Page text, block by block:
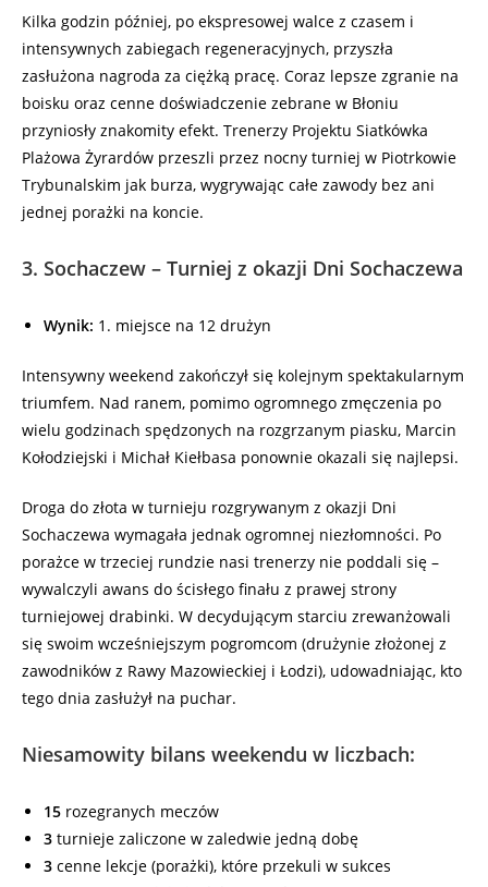
Kilka godzin później, po ekspresowej walce z czasem i
intensywnych zabiegach regeneracyjnych, przyszła
zasłużona nagroda za ciężką pracę. Coraz lepsze zgranie na
boisku oraz cenne doświadczenie zebrane w Błoniu
przyniosły znakomity efekt. Trenerzy Projektu Siatkówka
Plażowa Żyrardów przeszli przez nocny turniej w Piotrkowie
Trybunalskim jak burza, wygrywając całe zawody bez ani
jednej porażki na koncie.
3. Sochaczew – Turniej z okazji Dni Sochaczewa
Wynik: 1. miejsce na 12 drużyn
Intensywny weekend zakończył się kolejnym spektakularnym
triumfem. Nad ranem, pomimo ogromnego zmęczenia po
wielu godzinach spędzonych na rozgrzanym piasku, Marcin
Kołodziejski i Michał Kiełbasa ponownie okazali się najlepsi.
Droga do złota w turnieju rozgrywanym z okazji Dni
Sochaczewa wymagała jednak ogromnej niezłomności. Po
porażce w trzeciej rundzie nasi trenerzy nie poddali się –
wywalczyli awans do ścisłego finału z prawej strony
turniejowej drabinki. W decydującym starciu zrewanżowali
się swoim wcześniejszym pogromcom (drużynie złożonej z
zawodników z Rawy Mazowieckiej i Łodzi), udowadniając, kto
tego dnia zasłużył na puchar.
Niesamowity bilans weekendu w liczbach:
15 rozegranych meczów
3 turnieje zaliczone w zaledwie jedną dobę
3 cenne lekcje (porażki), które przekuli w sukces